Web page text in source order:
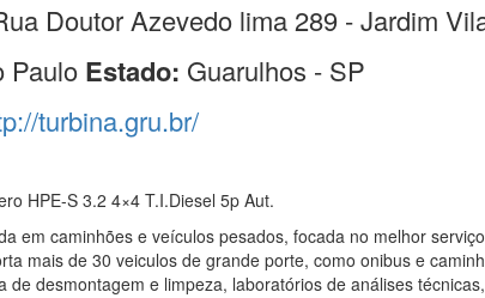
Doutor Azevedo lima 289 - Jardim
Paulo Estado: Guarulhos - SP
turbina.gru.br/
HPE-S 3.2 4×4 T.I.Diesel 5p Aut.
em caminhões e veículos pesados, focada no melhor
mais de 30 veiculos de grande porte, como onibus e
de desmontagem e limpeza, laboratórios de análises